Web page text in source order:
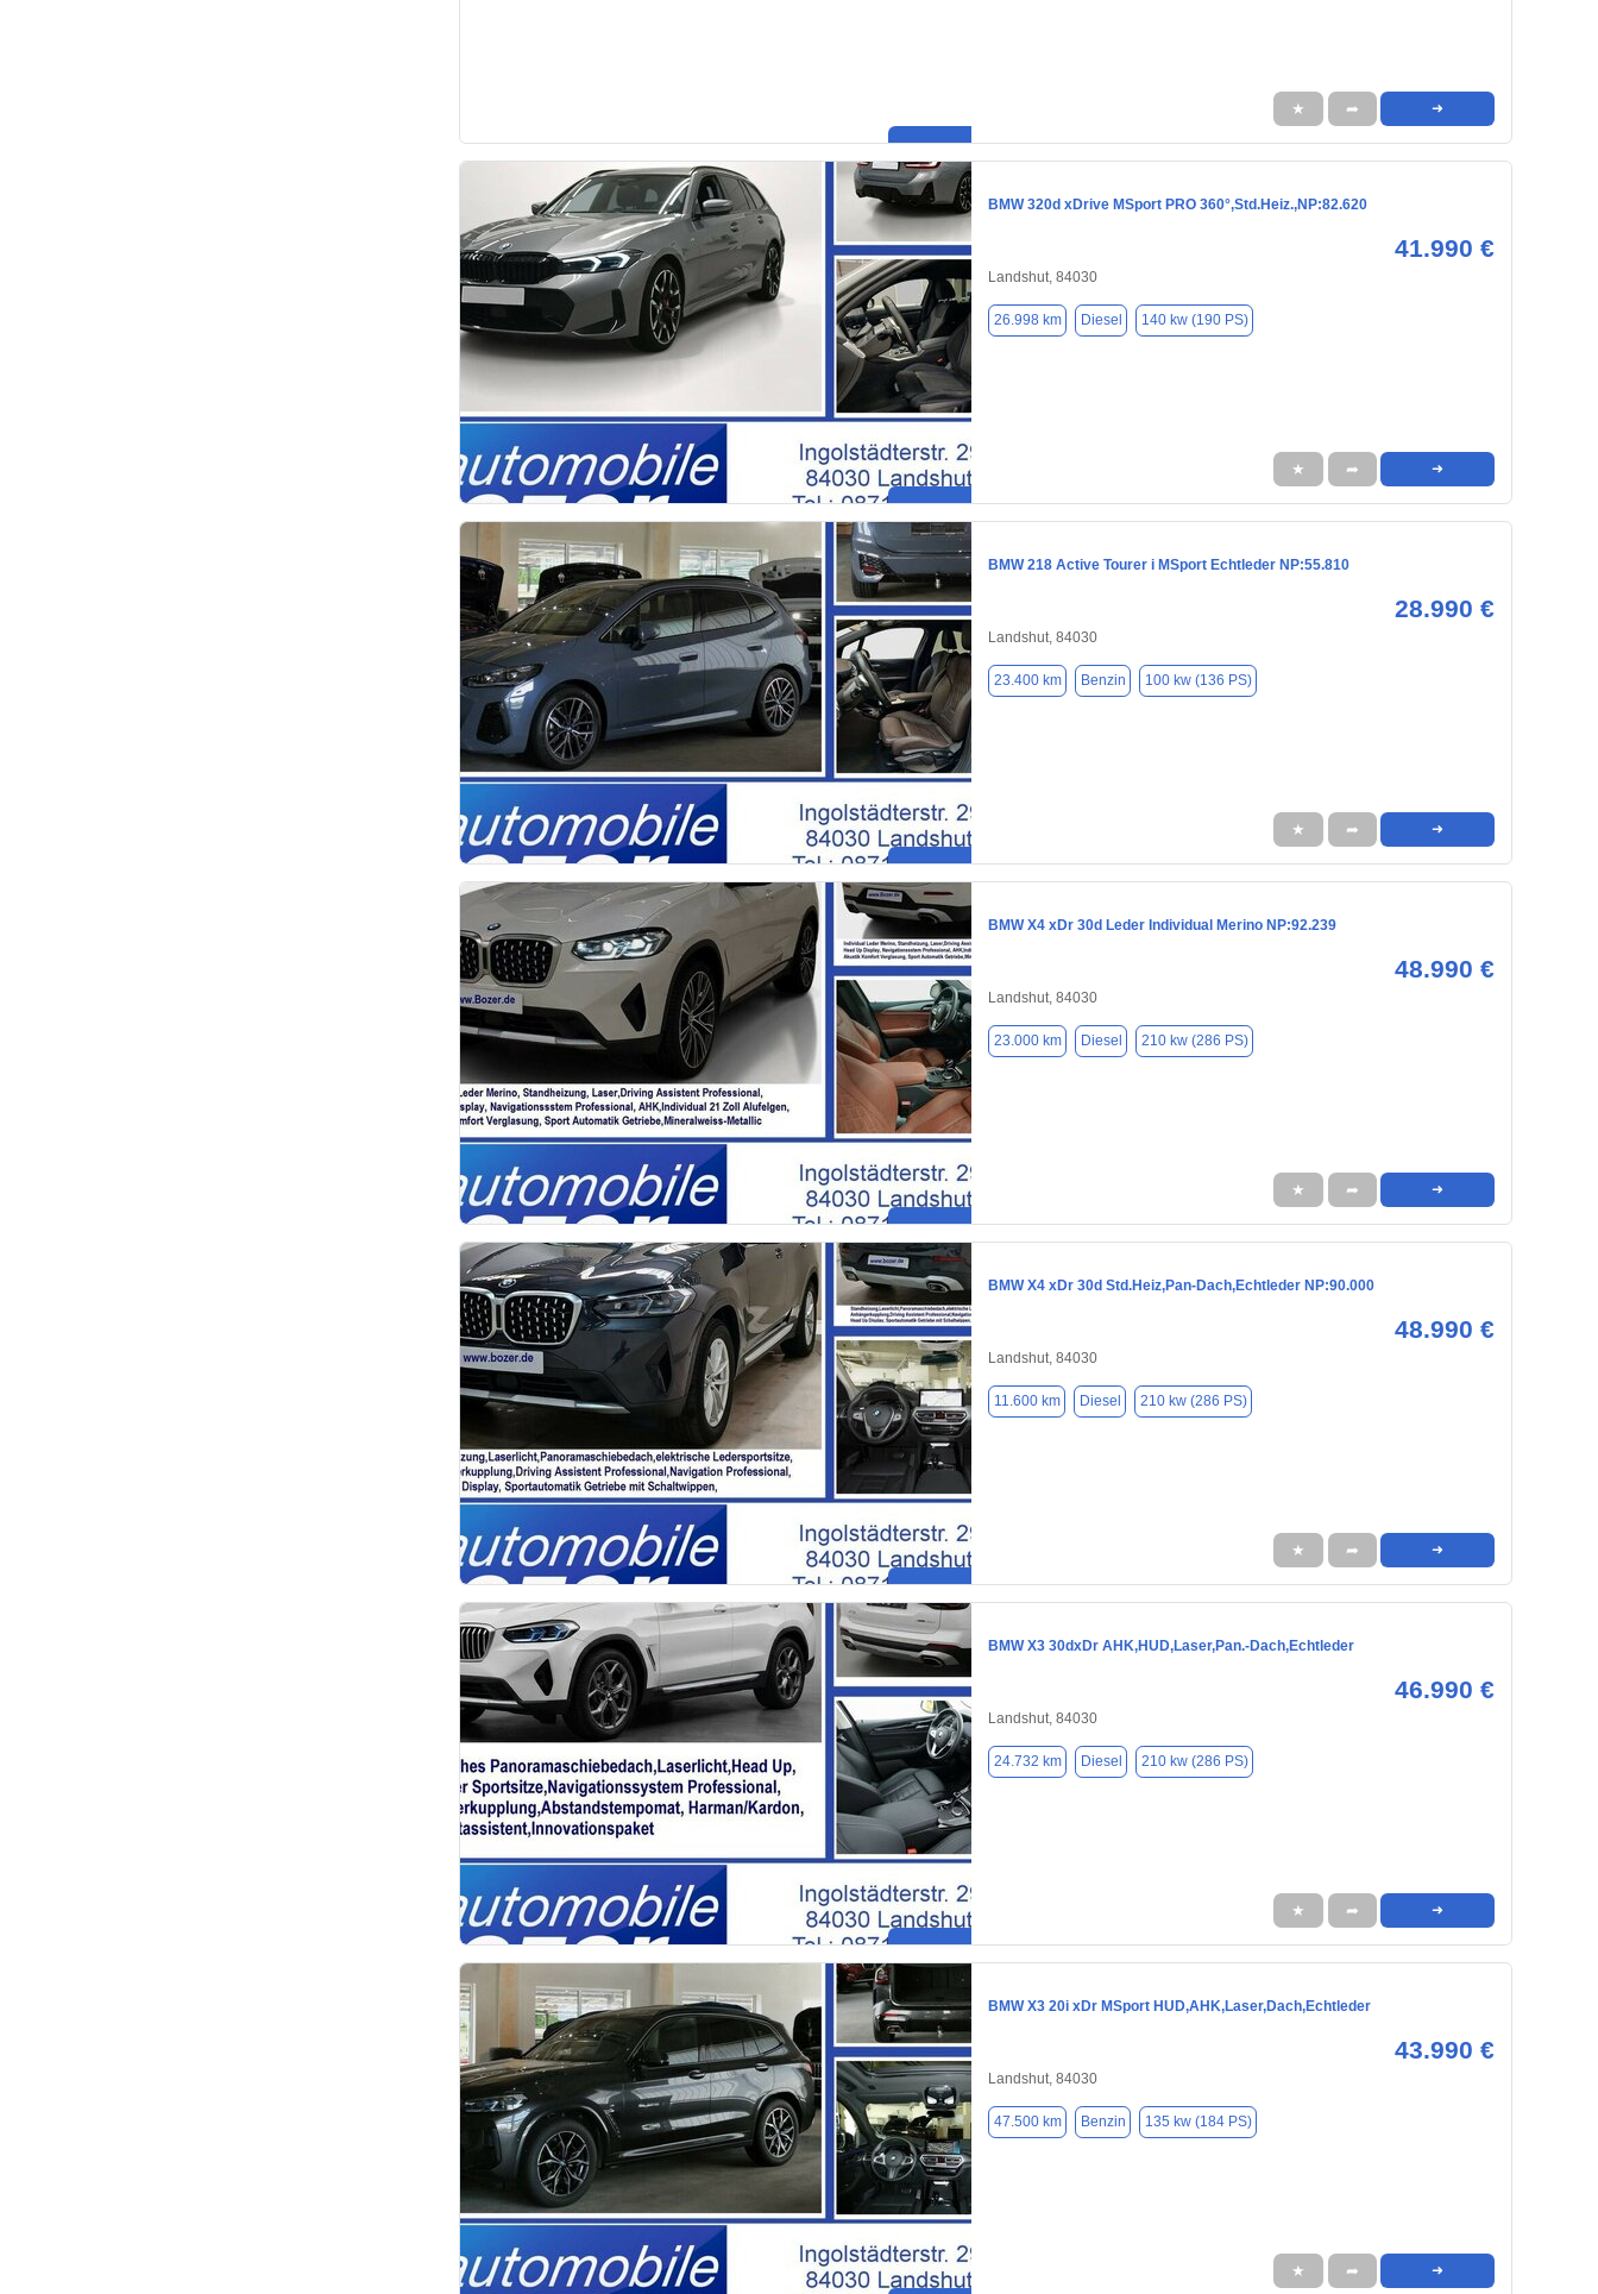
★ ➦ ➜
BMW 320d xDrive MSport PRO 360°,Std.Heiz.,NP:82.620
41.990 €
Landshut, 84030
26.998 km Diesel 140 kw (190 PS)
★ ➦ ➜
BMW 218 Active Tourer i MSport Echtleder NP:55.810
28.990 €
Landshut, 84030
23.400 km Benzin 100 kw (136 PS)
★ ➦ ➜
BMW X4 xDr 30d Leder Individual Merino NP:92.239
48.990 €
Landshut, 84030
23.000 km Diesel 210 kw (286 PS)
★ ➦ ➜
BMW X4 xDr 30d Std.Heiz,Pan-Dach,Echtleder NP:90.000
48.990 €
Landshut, 84030
11.600 km Diesel 210 kw (286 PS)
★ ➦ ➜
BMW X3 30dxDr AHK,HUD,Laser,Pan.-Dach,Echtleder
46.990 €
Landshut, 84030
24.732 km Diesel 210 kw (286 PS)
★ ➦ ➜
BMW X3 20i xDr MSport HUD,AHK,Laser,Dach,Echtleder
43.990 €
Landshut, 84030
47.500 km Benzin 135 kw (184 PS)
★ ➦ ➜